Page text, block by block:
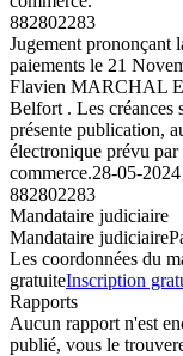
882802283
Jugement prononçant
paiements le 21
Flavien MARCHAL
Belfort . Les créances
présente publication,
électronique prévu
commerce.28-05-2024
882802283
Mandataire judiciaire
Mandataire judiciaire
Les coordonnées du
gratuiteInscription
Rapports
Aucun rapport n'est
publié, vous le